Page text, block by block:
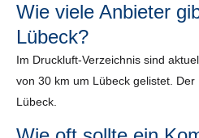
Wie viele Anbieter
Lübeck?
Im Druckluft-Verzeichnis sind
von 30 km um Lübeck gelistet.
Lübeck.